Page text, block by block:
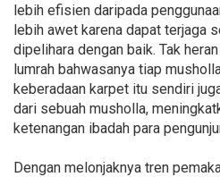
lebih efisien daripada
lebih awet karena dapat terjaga
dipelihara dengan baik. Tak
lumrah bahwasanya tiap
keberadaan karpet itu sendiri
dari sebuah musholla,
ketenangan ibadah para
Dengan melonjaknya tren